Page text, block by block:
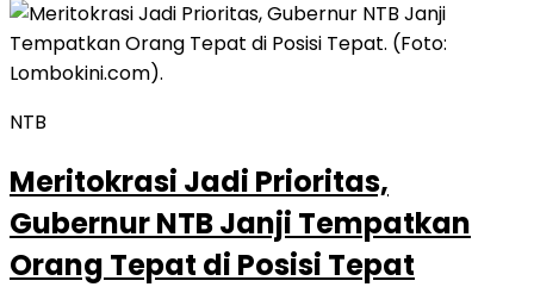
NTB
Meritokrasi Jadi Prioritas,
Gubernur NTB Janji Tempatkan
Orang Tepat di Posisi Tepat